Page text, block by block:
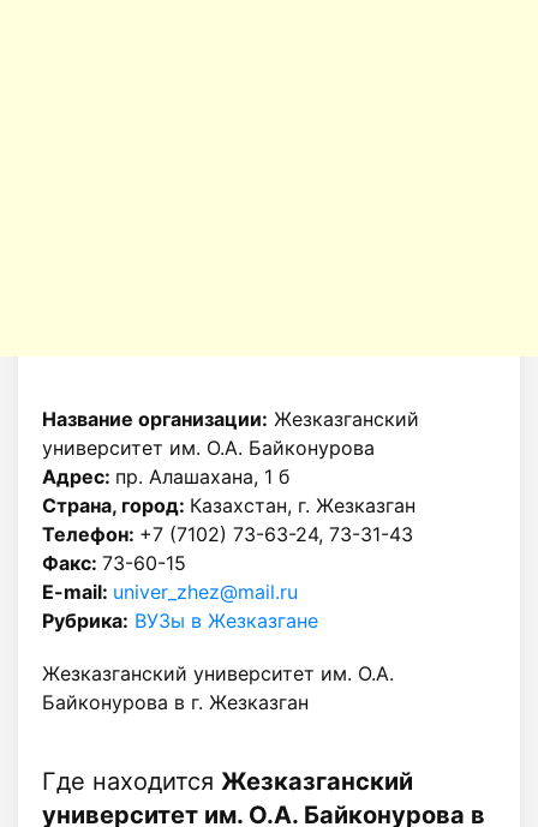
Название организации: Жезказганский
университет им. О.А. Байконурова
Адрес: пр. Алашахана, 1 б
Страна, город: Казахстан, г. Жезказган
Телефон: +7 (7102) 73-63-24, 73-31-43
Факс: 73-60-15
E-mail: univer_zhez@mail.ru
Рубрика: ВУЗы в Жезказгане
Жезказганский университет им. О.А.
Байконурова в г. Жезказган
Где находится Жезказганский
университет им. О.А. Байконурова в